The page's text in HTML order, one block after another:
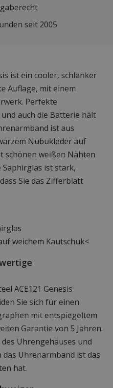
seit 2005
ist ein cooler, schlanker
Auflage, mit einem
Perfekte
auch die Batterie hält
ist aus
Nubukleder auf
schönen weißen Nähten
ist stark,
Sie das Zifferblatt
weichem Kautschuk<
ACE121 Genesis
Sie sich für einen
mit entspiegeltem
Garantie von 5 Jahren.
Uhrengehäuses und
das Uhrenarmband ist das
hat.